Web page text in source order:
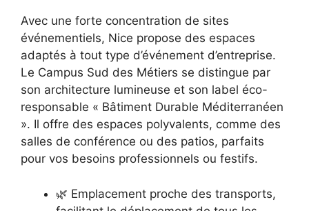
Avec une forte concentration de sites
événementiels, Nice propose des espaces
adaptés à tout type d’événement d’entreprise.
Le Campus Sud des Métiers se distingue par
son architecture lumineuse et son label éco-
responsable « Bâtiment Durable Méditerranéen
». Il offre des espaces polyvalents, comme des
salles de conférence ou des patios, parfaits
pour vos besoins professionnels ou festifs.
🌿 Emplacement proche des transports,